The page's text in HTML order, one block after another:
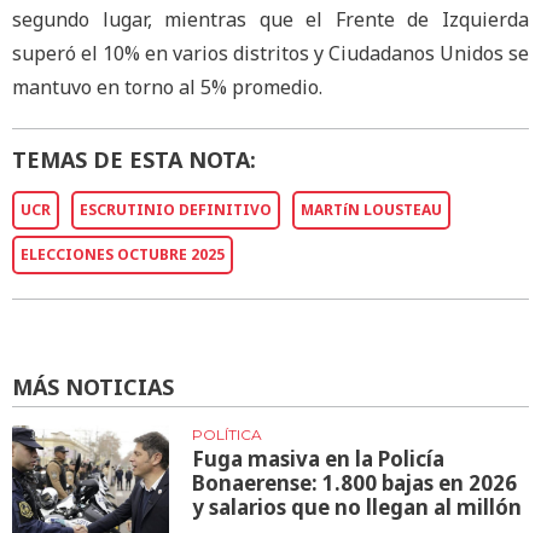
segundo lugar, mientras que el Frente de Izquierda
superó el 10% en varios distritos y Ciudadanos Unidos se
mantuvo en torno al 5% promedio.
TEMAS DE ESTA NOTA:
UCR ESCRUTINIO DEFINITIVO MARTíN LOUSTEAU
ELECCIONES OCTUBRE 2025
MÁS NOTICIAS
POLÍTICA
Fuga masiva en la Policía
Bonaerense: 1.800 bajas en 2026
y salarios que no llegan al millón